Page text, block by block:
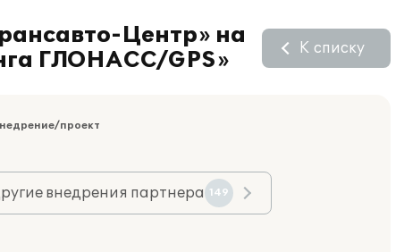
Центр» на
ГЛОНАСС/GPS»
К списку
проект
внедрения партнера 149